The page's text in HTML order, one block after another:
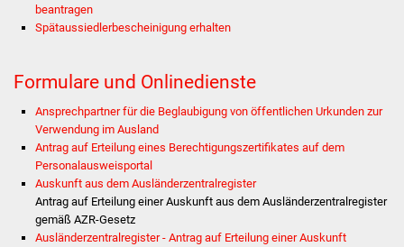
Projekte
beantragen
Spätaussiedlerbescheinigung erhalten
Formulare und Onlinedienste
Ansprechpartner für die Beglaubigung von öffentlichen Urkunden zur
Verwendung im Ausland
Antrag auf Erteilung eines Berechtigungszertifikates auf dem
Personalausweisportal
Auskunft aus dem Ausländerzentralregister
Antrag auf Erteilung einer Auskunft aus dem Ausländerzentralregister
gemäß AZR-Gesetz
Ausländerzentralregister - Antrag auf Erteilung einer Auskunft